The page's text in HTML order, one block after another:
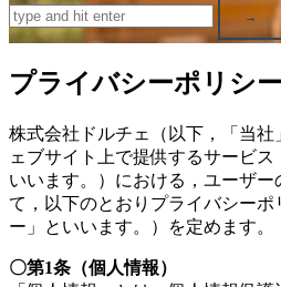
チ
ェ
（福
岡
県
千
プライバシーポリシー
株式会社ドルチェ（以下，「当
ェブサイト上で提供するサービ
いいます。）における，ユーザ
て，以下のとおりプライバシー
ー」といいます。）を定めます。
〇第1条（個人情報）